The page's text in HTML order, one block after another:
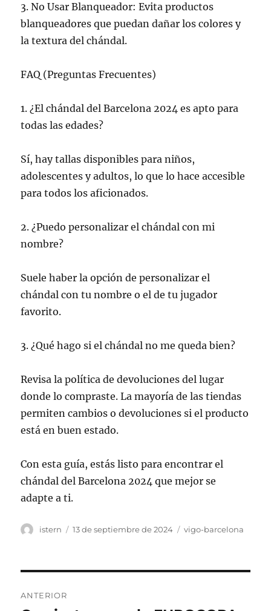
3. No Usar Blanqueador: Evita productos
blanqueadores que puedan dañar los colores y
la textura del chándal.
FAQ (Preguntas Frecuentes)
1. ¿El chándal del Barcelona 2024 es apto para
todas las edades?
Sí, hay tallas disponibles para niños,
adolescentes y adultos, lo que lo hace accesible
para todos los aficionados.
2. ¿Puedo personalizar el chándal con mi
nombre?
Suele haber la opción de personalizar el
chándal con tu nombre o el de tu jugador
favorito.
3. ¿Qué hago si el chándal no me queda bien?
Revisa la política de devoluciones del lugar
donde lo compraste. La mayoría de las tiendas
permiten cambios o devoluciones si el producto
está en buen estado.
Con esta guía, estás listo para encontrar el
chándal del Barcelona 2024 que mejor se
adapte a ti.
Autor
istern
Publicado
13 de septiembre de 2024 Categorías
vigo-barcelona
ANTERIOR